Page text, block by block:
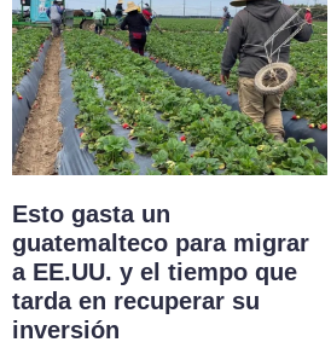
Esto gasta un
guatemalteco para migrar
a EE.UU. y el tiempo que
tarda en recuperar su
inversión